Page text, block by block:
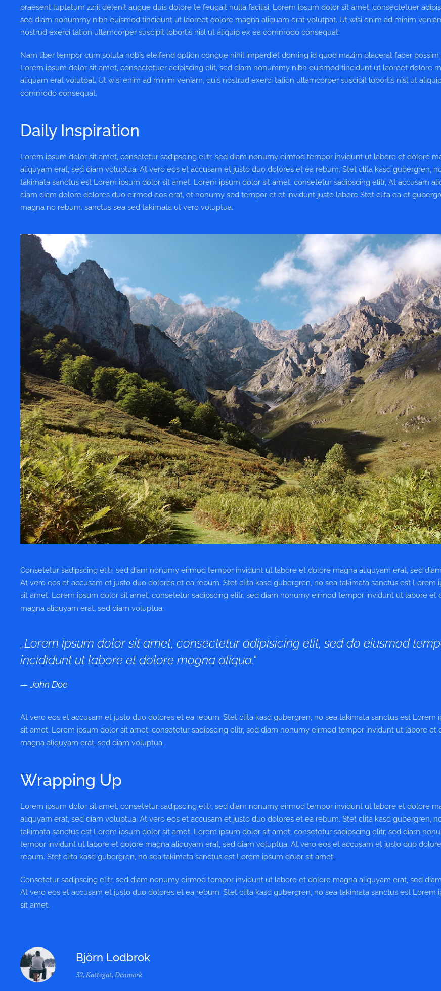
praesent luptatum zzril delenit augue duis dolore te feugait nulla facilisi. Lorem ipsum dolor sit amet, consectetuer
sed diam nonummy nibh euismod tincidunt ut laoreet dolore magna aliquam erat volutpat. Ut wisi enim ad minim
nostrud exerci tation ullamcorper suscipit lobortis nisl ut aliquip ex ea commodo consequat.
Nam liber tempor cum soluta nobis eleifend option congue nihil imperdiet doming id quod mazim placerat facer possim
Lorem ipsum dolor sit amet, consectetuer adipiscing elit, sed diam nonummy nibh euismod tincidunt ut laoreet dolore
aliquam erat volutpat. Ut wisi enim ad minim veniam, quis nostrud exerci tation ullamcorper suscipit lobortis nisl ut
commodo consequat.
Daily Inspiration
Lorem ipsum dolor sit amet, consetetur sadipscing elitr, sed diam nonumy eirmod tempor invidunt ut labore et dolore
aliquyam erat, sed diam voluptua. At vero eos et accusam et justo duo dolores et ea rebum. Stet clita kasd gubergren,
takimata sanctus est Lorem ipsum dolor sit amet. Lorem ipsum dolor sit amet, consetetur sadipscing elitr, At accusam
diam diam dolore dolores duo eirmod eos erat, et nonumy sed tempor et et invidunt justo labore Stet clita ea et
magna no rebum. sanctus sea sed takimata ut vero voluptua.
Consetetur sadipscing elitr, sed diam nonumy eirmod tempor invidunt ut labore et dolore magna aliquyam erat, sed
At vero eos et accusam et justo duo dolores et ea rebum. Stet clita kasd gubergren, no sea takimata sanctus est Lorem
sit amet. Lorem ipsum dolor sit amet, consetetur sadipscing elitr, sed diam nonumy eirmod tempor invidunt ut labore et
magna aliquyam erat, sed diam voluptua.
„Lorem ipsum dolor sit amet, consectetur adipisicing elit, sed do eiusmod
incididunt ut labore et dolore magna aliqua.“
John Doe
At vero eos et accusam et justo duo dolores et ea rebum. Stet clita kasd gubergren, no sea takimata sanctus est Lorem
sit amet. Lorem ipsum dolor sit amet, consetetur sadipscing elitr, sed diam nonumy eirmod tempor invidunt ut labore et
magna aliquyam erat, sed diam voluptua.
Wrapping Up
Lorem ipsum dolor sit amet, consetetur sadipscing elitr, sed diam nonumy eirmod tempor invidunt ut labore et dolore
aliquyam erat, sed diam voluptua. At vero eos et accusam et justo duo dolores et ea rebum. Stet clita kasd gubergren,
takimata sanctus est Lorem ipsum dolor sit amet. Lorem ipsum dolor sit amet, consetetur sadipscing elitr, sed diam
tempor invidunt ut labore et dolore magna aliquyam erat, sed diam voluptua. At vero eos et accusam et justo duo
rebum. Stet clita kasd gubergren, no sea takimata sanctus est Lorem ipsum dolor sit amet.
Consetetur sadipscing elitr, sed diam nonumy eirmod tempor invidunt ut labore et dolore magna aliquyam erat, sed
At vero eos et accusam et justo duo dolores et ea rebum. Stet clita kasd gubergren, no sea takimata sanctus est Lorem
sit amet.
Björn Lodbrok
32, Kattegat, Denmark